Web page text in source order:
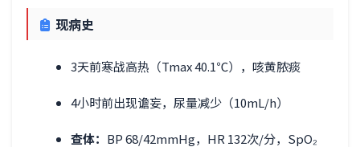
现病史
3天前寒战高热（Tmax 40.1℃），咳黄脓痰
4小时前出现谵妄，尿量减少（10mL/h）
查体： BP 68/42mmHg，HR 132次/分，SpO₂